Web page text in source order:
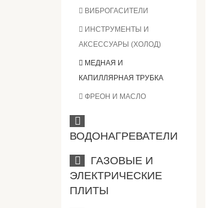
ВИБРОГАСИТЕЛИ
ИНСТРУМЕНТЫ И
АКСЕССУАРЫ (ХОЛОД)
МЕДНАЯ И
КАПИЛЛЯРНАЯ ТРУБКА
ФРЕОН И МАСЛО
ВОДОНАГРЕВАТЕЛИ
ГАЗОВЫЕ И
ЭЛЕКТРИЧЕСКИЕ
ПЛИТЫ